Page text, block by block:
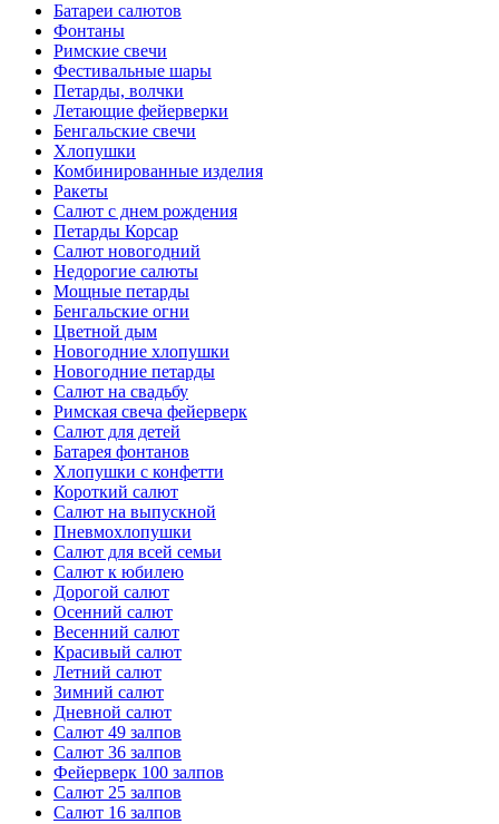
Батареи салютов
Фонтаны
Римские свечи
Фестивальные шары
Петарды, волчки
Летающие фейерверки
Бенгальские свечи
Хлопушки
Комбинированные изделия
Ракеты
Салют с днем рождения
Петарды Корсар
Салют новогодний
Недорогие салюты
Мощные петарды
Бенгальские огни
Цветной дым
Новогодние хлопушки
Новогодние петарды
Салют на свадьбу
Римская свеча фейерверк
Салют для детей
Батарея фонтанов
Хлопушки с конфетти
Короткий салют
Салют на выпускной
Пневмохлопушки
Салют для всей семьи
Салют к юбилею
Дорогой салют
Осенний салют
Весенний салют
Красивый салют
Летний салют
Зимний салют
Дневной салют
Салют 49 залпов
Салют 36 залпов
Фейерверк 100 залпов
Салют 25 залпов
Салют 16 залпов